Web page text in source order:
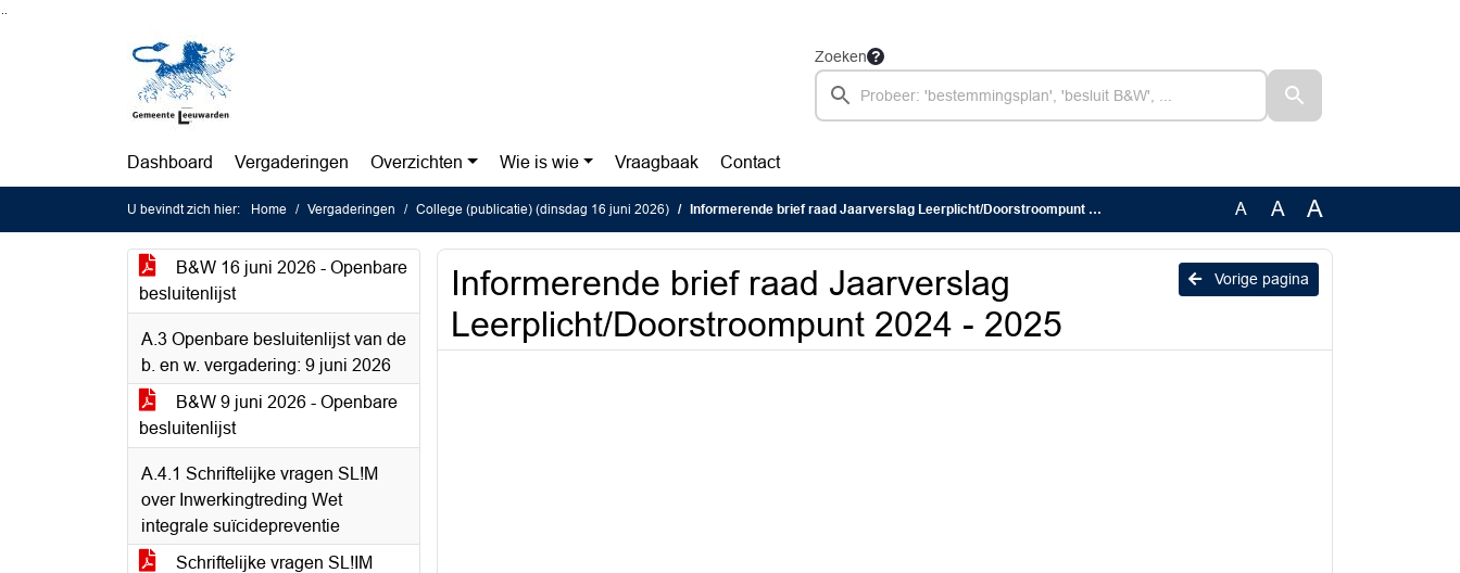
Zoeken
Dashboard Vergaderingen Overzichten Wie is wie Vraagbaak Contact
U bevindt zich hier: Home Vergaderingen College (publicatie) (dinsdag 16 juni 2026) Informerende brief raad Jaarverslag Leerplicht/Doorstroompunt 2024 - 2025 A A A
B&W 16 juni 2026 - Openbare
besluitenlijst
A.3 Openbare besluitenlijst van de
b. en w. vergadering: 9 juni 2026
B&W 9 juni 2026 - Openbare
besluitenlijst
A.4.1 Schriftelijke vragen SL!M
over Inwerkingtreding Wet
integrale suïcidepreventie
Schriftelijke vragen SL!IM
Vorige pagina
Informerende brief raad Jaarverslag
Leerplicht/Doorstroompunt 2024 - 2025